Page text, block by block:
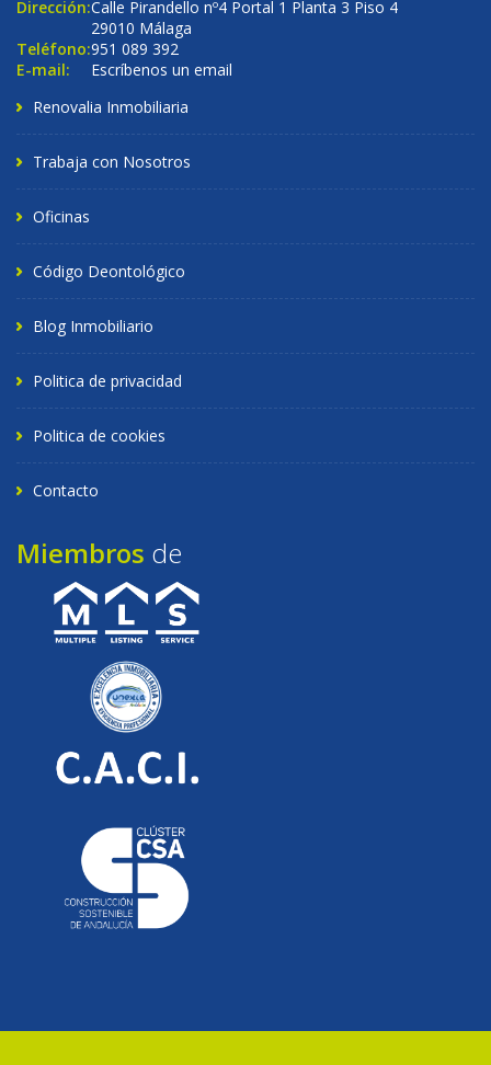
Dirección:Calle Pirandello nº4 Portal 1 Planta 3 Piso 4
29010 Málaga
Teléfono:951 089 392
E-mail:
Escríbenos un email
Renovalia Inmobiliaria
Trabaja con Nosotros
Oficinas
Código Deontológico
Blog Inmobiliario
Politica de privacidad
Politica de cookies
Contacto
Miembros de